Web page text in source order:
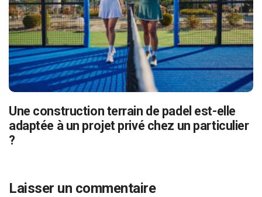
Une construction terrain de padel est-elle
adaptée à un projet privé chez un particulier
?
Laisser un commentaire